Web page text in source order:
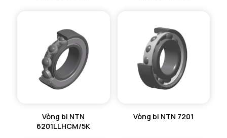
Vòng bi NTN
6201LLHCM/5K
Vòng bi NTN 7201